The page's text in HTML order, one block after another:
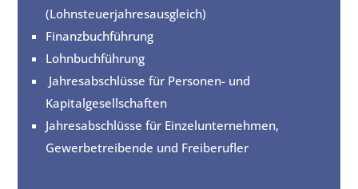
(Lohnsteuerjahresausgleich)
Finanzbuchführung
Lohnbuchführung
Jahresabschlüsse für Personen- und
Kapitalgesellschaften
Jahresabschlüsse für Einzelunternehmen,
Gewerbetreibende und Freiberufler